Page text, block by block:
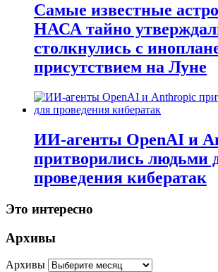
Самые известные
НАСА тайно
столкнулись с
присутствием на Луне
ИИ-агенты OpenAI и
притворились людьми
проведения кибератак
Это интересно
Архивы
Архивы